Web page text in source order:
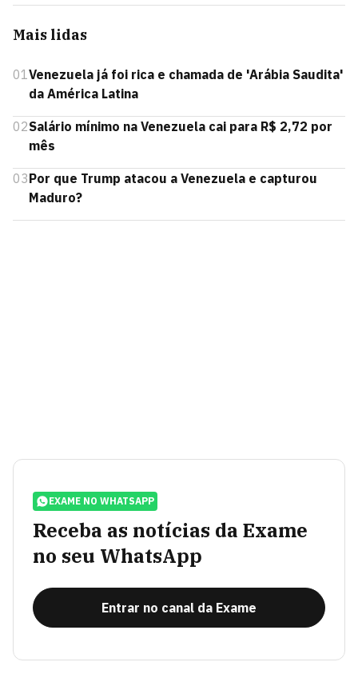
Mais lidas
01Venezuela já foi rica e chamada de 'Arábia Saudita'
da América Latina
02Salário mínimo na Venezuela cai para R$ 2,72 por
mês
03Por que Trump atacou a Venezuela e capturou
Maduro?
EXAME NO WHATSAPP
Receba as notícias da Exame
no seu WhatsApp
Entrar no canal da Exame